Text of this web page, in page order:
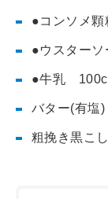
●コンソメ
●ウスター
●牛乳
バター(有塩
粗挽き黒こ